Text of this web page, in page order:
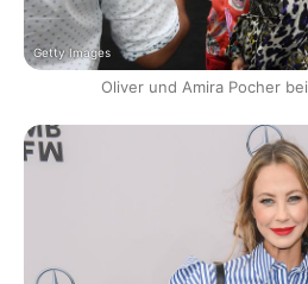
Getty Images
Oliver und Amira Pocher